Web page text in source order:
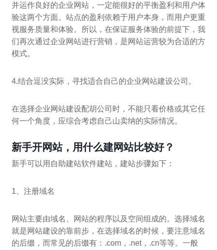
并运作良好的企业网站，一定能很好的平衡盈利和用户体
验这两个方面。站点的盈利依赖于用户本身，而用户更重
视服务质量和体验。所以，在保证服务体验的前提下，我
们再次通过企业网站进行营销，是网站运营较为合适的方
模式。
4.结合逗没实际，寻找适合自己的企业网站建设公司。
在选择企业网站建设配胡公司时，不能只看价格或其它任
何一个角度，应综合考虑自己山卖纳的实际情况。
新手开网站，用什么建网站比较好？
新手可以用自助建站软件建站，建站步骤如下：
1、注册域名
网站主要由域名、网站的程序以及空间组成的。选择域名
就是网站建设的靠前步，在选择域名的时候，要注意域名
的后缀，而常见的后缀有：.com，.net，.cn等等。一般